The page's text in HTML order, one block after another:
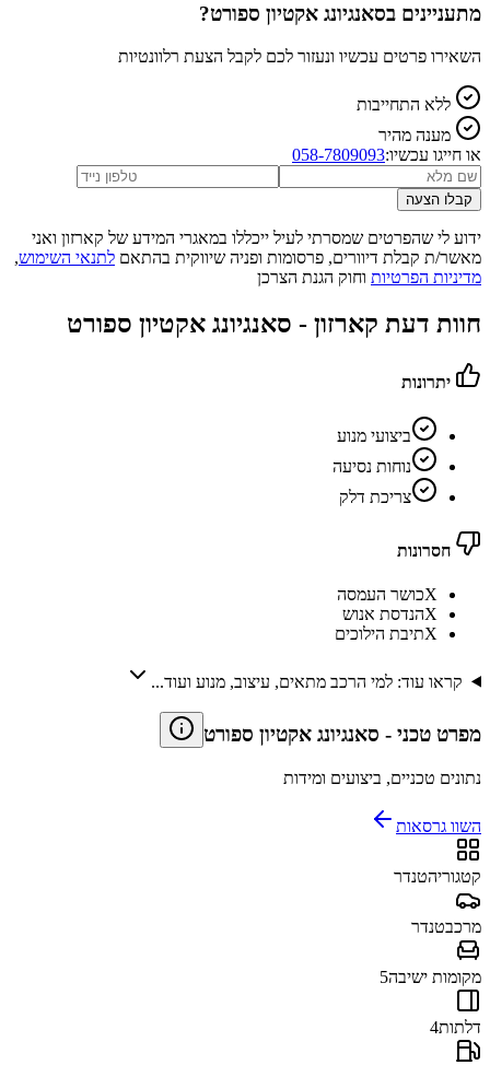
מתעניינים בסאנגיונג אקטיון ספורט?
השאירו פרטים עכשיו ונעזור לכם לקבל הצעת רלוונטיות
ללא התחייבות
מענה מהיר
או חייגו עכשיו:058-7809093
קבלו הצעה
ידוע לי שהפרטים שמסרתי לעיל ייכללו במאגרי המידע של קארזון ואני
מאשר/ת קבלת דיוורים, פרסומות ופניה שיווקית בהתאם לתנאי השימוש,
מדיניות הפרטיות וחוק הגנת הצרכן
חוות דעת קארזון - סאנגיונג אקטיון ספורט
יתרונות
ביצועי מנוע
נוחות נסיעה
צריכת דלק
חסרונות
Xכושר העמסה
Xהנדסת אנוש
Xתיבת הילוכים
קראו עוד: למי הרכב מתאים, עיצוב, מנוע ועוד...
מפרט טכני - סאנגיונג אקטיון ספורט
נתונים טכניים, ביצועים ומידות
השוו גרסאות
קטגוריהטנדר
מרכבטנדר
מקומות ישיבה5
דלתות4